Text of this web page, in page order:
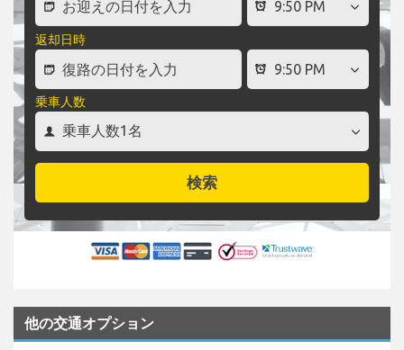
返却日時
乗車人数
検索
他の交通オプション